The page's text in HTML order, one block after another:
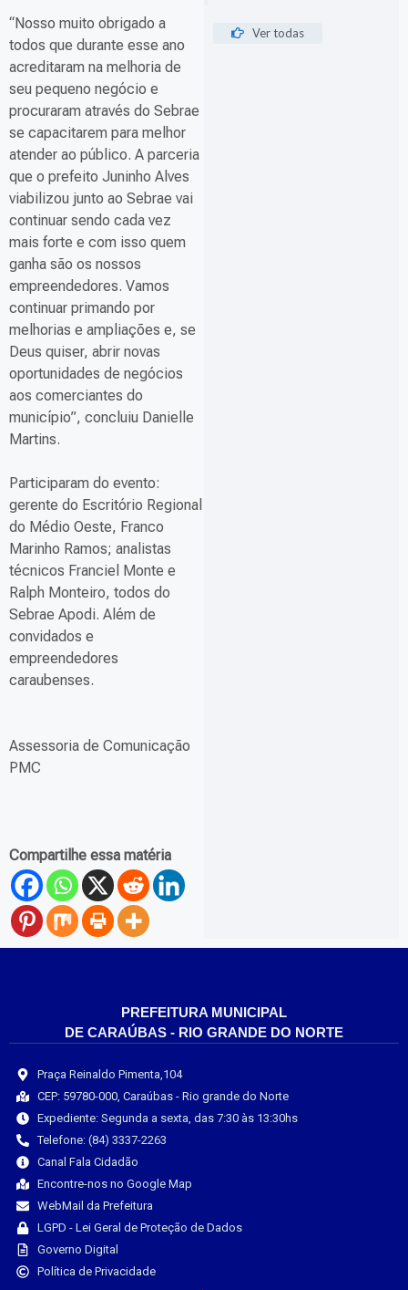
“Nosso muito obrigado a
todos que durante esse ano
acreditaram na melhoria de
seu pequeno negócio e
procuraram através do Sebrae
se capacitarem para melhor
atender ao público. A parceria
que o prefeito Juninho Alves
viabilizou junto ao Sebrae vai
continuar sendo cada vez
mais forte e com isso quem
ganha são os nossos
empreendedores. Vamos
continuar primando por
melhorias e ampliações e, se
Deus quiser, abrir novas
oportunidades de negócios
aos comerciantes do
município”, concluiu Danielle
Martins.
Participaram do evento:
gerente do Escritório Regional
do Médio Oeste, Franco
Marinho Ramos; analistas
técnicos Franciel Monte e
Ralph Monteiro, todos do
Sebrae Apodi. Além de
convidados e
empreendedores
caraubenses.
Assessoria de Comunicação
PMC
Compartilhe essa matéria
Ver todas
PREFEITURA MUNICIPAL
DE CARAÚBAS - RIO GRANDE DO NORTE
Praça Reinaldo Pimenta,104
CEP: 59780-000, Caraúbas - Rio grande do Norte
Expediente: Segunda a sexta, das 7:30 às 13:30hs
Telefone: (84) 3337-2263
Canal Fala Cidadão
Encontre-nos no Google Map
WebMail da Prefeitura
LGPD - Lei Geral de Proteção de Dados
Governo Digital
Política de Privacidade